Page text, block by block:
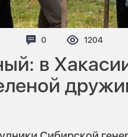
Комментариев:
0 1204
в